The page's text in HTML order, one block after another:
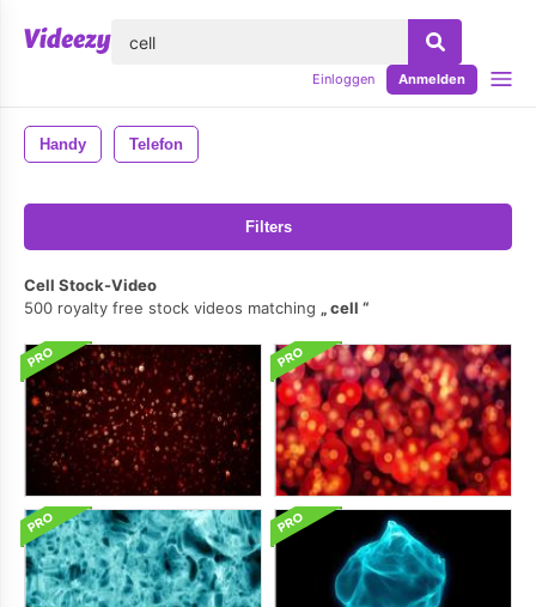
Einloggen Anmelden
Handy Telefon
Filters
Cell Stock-Video
500 royalty free stock videos matching
cell